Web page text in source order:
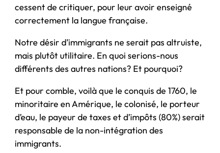
cessent de critiquer, pour leur avoir enseigné
correctement la langue française.
Notre désir d’immigrants ne serait pas altruiste,
mais plutôt utilitaire. En quoi serions-nous
différents des autres nations? Et pourquoi?
Et pour comble, voilà que le conquis de 1760, le
minoritaire en Amérique, le colonisé, le porteur
d’eau, le payeur de taxes et d’impôts (80%) serait
responsable de la non-intégration des
immigrants.